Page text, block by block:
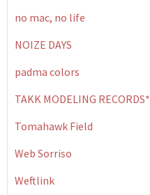
no mac, no life
NOIZE DAYS
padma colors
TAKK MODELING RECORDS*
Tomahawk Field
Web Sorriso
Weftlink